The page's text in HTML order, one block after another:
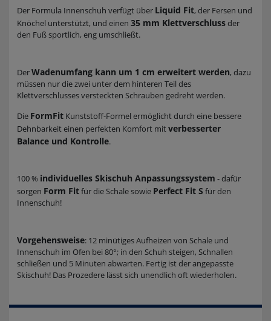
Der Formula Innenschuh verfügt über Liquid Fit, der Fersen und
Knöchel unterstützt, und einen 35 mm Klettverschlussder
den Fuß sportlich, eng umschließt.
DerWadenumfang kann um 1 cm erweitert werden, dazu
müssen nur die zwei unter dem hinteren Teil des
Klettverschlusses versteckten Schrauben gedreht werden.
Die FormFit Kunststoff-Formel ermöglicht durch eine bessere
Dehnbarkeit einen perfekten Komfort mitverbesserter
Balance und Kontrolle.
100 % individuelles Skischuh Anpassungssystem - dafür
sorgen Form Fitfür die Schale sowie Perfect Fit S für den
Innenschuh!
Vorgehensweise: 12 minütiges Aufheizen von Schale und
Innenschuh im Ofen bei 80°; in den Schuh steigen, Schnallen
schließen und 5 Minuten abwarten. Fertig ist der angepasste
Skischuh! Das Prozedere lässt sich unendlich oft wiederholen.